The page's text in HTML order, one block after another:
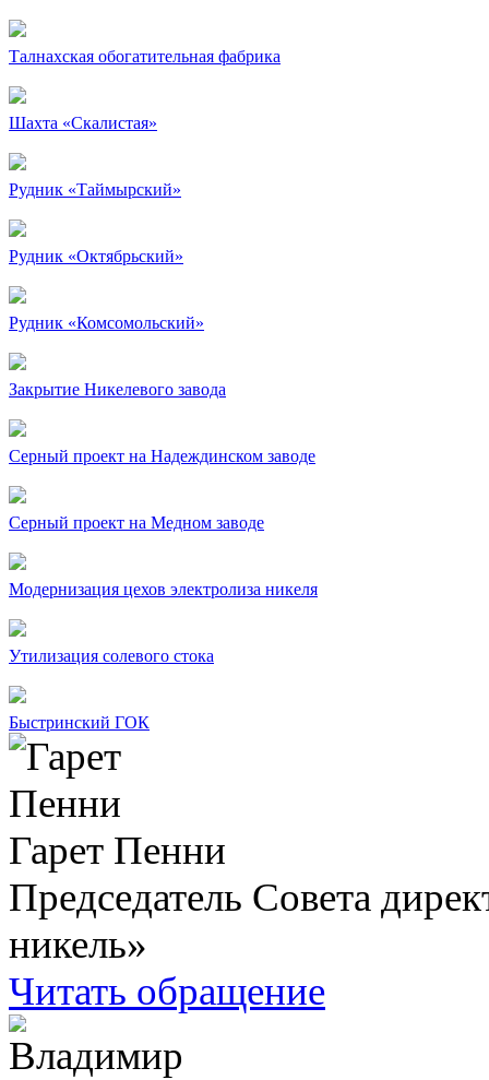
Талнахская обогатительная фабрика
Шахта «Скалистая»
Рудник «Таймырский»
Рудник «Октябрьский»
Рудник «Комсомольский»
Закрытие Никелевого завода
Серный проект на Надеждинском заводе
Серный проект на Медном заводе
Модернизация цехов электролиза никеля
Утилизация солевого стока
Быстринский ГОК
Гарет Пенни
Председатель Совета
никель»
Читать обращение